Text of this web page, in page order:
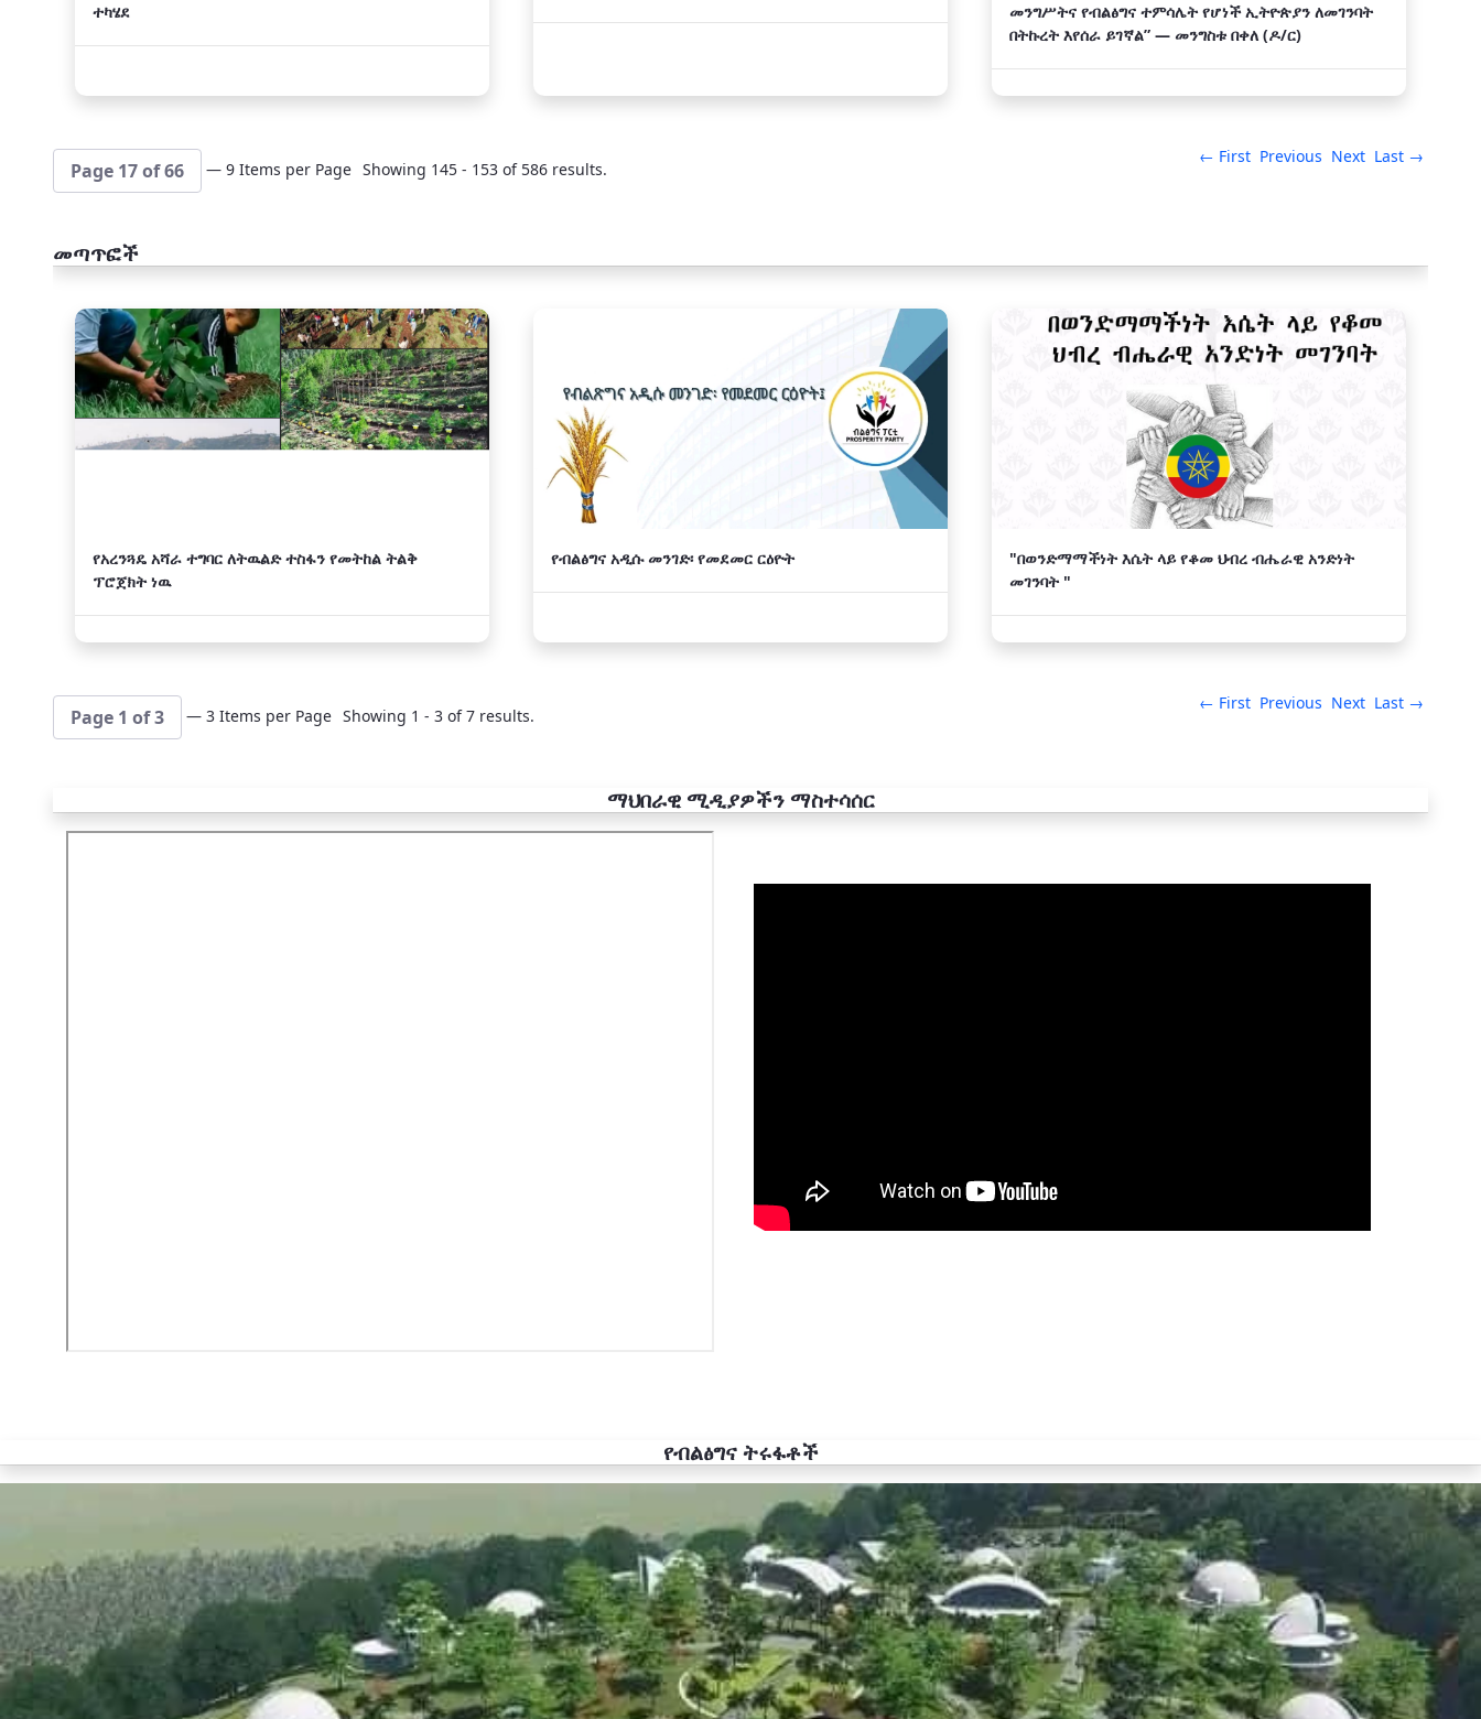
ተካሄደ
መንግሥትና የብልፅግና ተምሳሌት የሆነች ኢትዮጵያን ለመገንባት
በትኩረት እየሰራ ይገኛል” — መንግስቱ በቀለ (ዶ/ር)
Page 17 of 66 — 9 Items per Page Showing 145 - 153 of 586 results.
← First Previous Next Last →
መጣጥፎች
አዲስ
የአረንጓዴ አሻራ ተግባር ለትዉልድ ተስፋን የመትከል ትልቅ
ፕሮጀክት ነዉ
የብልፅግና አዲሱ መንገድ፡ የመደመር ርዕዮት
"በወንድማማችነት እሴት ላይ የቆመ ህብረ ብሔራዊ አንድነት
መገንባት "
Page 1 of 3 — 3 Items per Page Showing 1 - 3 of 7 results.
← First Previous Next Last →
ማህበራዊ ሚዲያዎችን ማስተሳሰር
የብልፅግና ትሩፋቶች